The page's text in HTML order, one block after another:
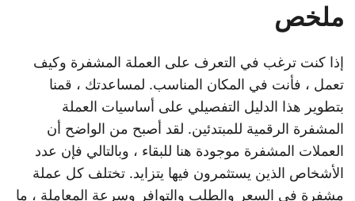
ملخص
إذا كنت ترغب في التعرف على العملة المشفرة وكيف
تعمل ، فأنت في المكان المناسب. لمساعدتك ، قمنا
بتطوير هذا الدليل التفصيلي على أساسيات العملة
المشفرة الرقمية للمبتدئين. لقد أصبح من الواضح أن
العملات المشفرة موجودة هنا للبقاء ، وبالتالي فإن عدد
الأشخاص الذين يستثمرون فيها يتزايد. تختلف كل عملة
مشفرة في السعر والطلب والتوافر وسرعة المعاملة ، ما